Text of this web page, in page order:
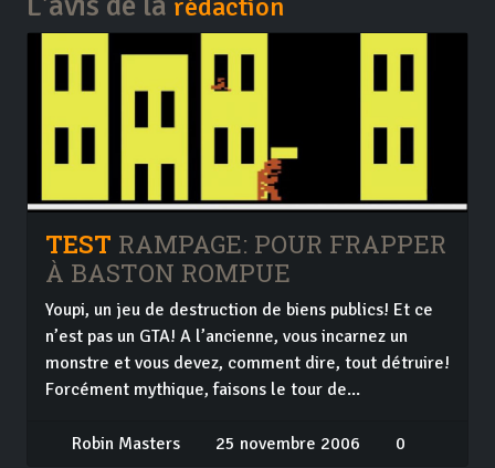
rédaction
TEST RAMPAGE: POUR FRAPPER
À BASTON ROMPUE
Youpi, un jeu de destruction de biens publics! Et ce
n’est pas un GTA! A l’ancienne, vous incarnez un
monstre et vous devez, comment dire, tout détruire!
Forcément mythique, faisons le tour de...
Robin Masters 25 novembre 2006 0